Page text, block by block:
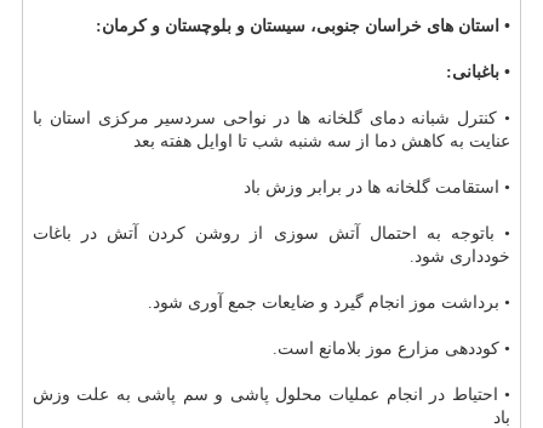
• استان های خراسان جنوبی، سیستان و بلوچستان و كرمان:
• باغبانی:
• كنترل شبانه دمای گلخانه ها در نواحی سردسیر مركزی استان با
عنایت به كاهش دما از سه شنبه شب تا اوایل هفته بعد
• استقامت گلخانه ها در برابر وزش باد
• باتوجه به احتمال آتش سوزی از روشن كردن آتش در باغات
خودداری شود.
• برداشت موز انجام گیرد و ضایعات جمع آوری شود.
• كوددهی مزارع موز بلامانع است.
• احتیاط در انجام عملیات محلول پاشی و سم پاشی به علت وزش
باد